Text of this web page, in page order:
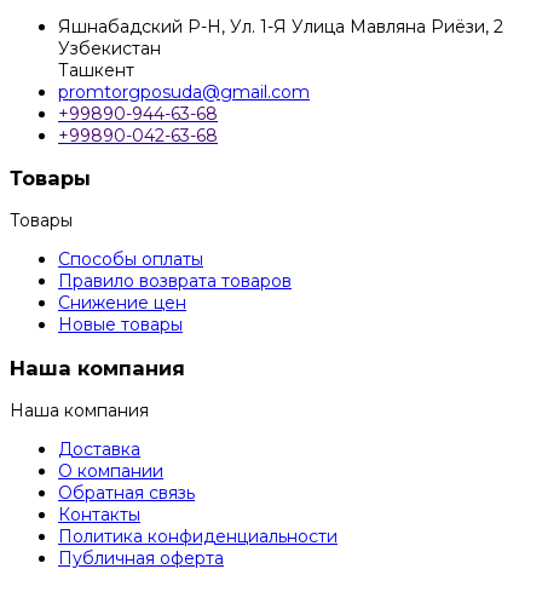
Яшнабадский Р-Н, Ул. 1-Я Улица Мавляна Риёзи, 2
Узбекистан
Ташкент
promtorgposuda@gmail.com
+99890-944-63-68
+99890-042-63-68
Товары
Товары
Способы оплаты
Правило возврата товаров
Снижение цен
Новые товары
Наша компания
Наша компания
Доставка
О компании
Обратная связь
Контакты
Политика конфиденциальности
Публичная оферта